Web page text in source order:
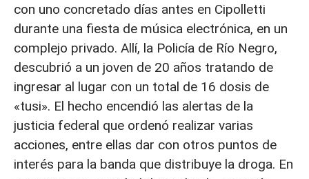
con uno concretado días antes en Cipolletti
durante una fiesta de música electrónica, en un
complejo privado. Allí, la Policía de Río Negro,
descubrió a un joven de 20 años tratando de
ingresar al lugar con un total de 16 dosis de
«tusi». El hecho encendió las alertas de la
justicia federal que ordenó realizar varias
acciones, entre ellas dar con otros puntos de
interés para la banda que distribuye la droga. En